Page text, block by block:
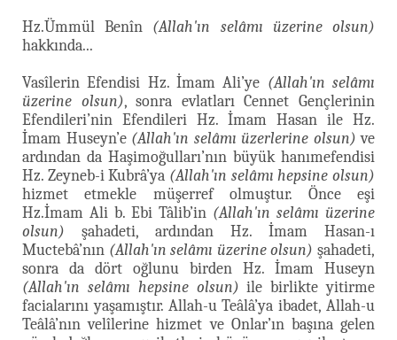
Hz.Ümmül Benîn (Allah'ın selâmı üzerine olsun)
hakkında...
Vasîlerin Efendisi Hz. İmam Ali’ye (Allah'ın selâmı
üzerine olsun), sonra evlatları Cennet Gençlerinin
Efendileri’nin Efendileri Hz. İmam Hasan ile Hz.
İmam Huseyn’e (Allah'ın selâmı üzerlerine olsun) ve
ardından da Haşimoğulları’nın büyük hanımefendisi
Hz. Zeyneb-i Kubrâ’ya (Allah'ın selâmı hepsine olsun)
hizmet etmekle müşerref olmuştur. Önce eşi
Hz.İmam Ali b. Ebi Tâlib’in (Allah'ın selâmı üzerine
olsun) şahadeti, ardından Hz. İmam Hasan-ı
Muctebâ’nın (Allah'ın selâmı üzerine olsun) şahadeti,
sonra da dört oğlunu birden Hz. İmam Huseyn
(Allah'ın selâmı hepsine olsun) ile birlikte yitirme
facialarını yaşamıştır. Allah-u Teâlâ’ya ibadet, Allah-u
Teâlâ’nın velîlerine hizmet ve Onlar’ın başına gelen